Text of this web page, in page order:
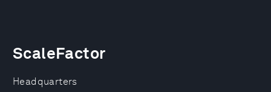
Headquarters
ScaleFactor